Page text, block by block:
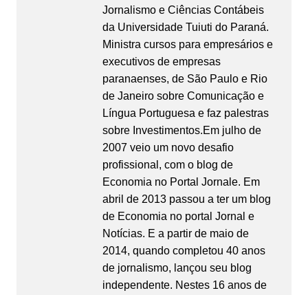
Jornalismo e Ciências Contábeis
da Universidade Tuiuti do Paraná.
Ministra cursos para empresários e
executivos de empresas
paranaenses, de São Paulo e Rio
de Janeiro sobre Comunicação e
Língua Portuguesa e faz palestras
sobre Investimentos.Em julho de
2007 veio um novo desafio
profissional, com o blog de
Economia no Portal Jornale. Em
abril de 2013 passou a ter um blog
de Economia no portal Jornal e
Notícias. E a partir de maio de
2014, quando completou 40 anos
de jornalismo, lançou seu blog
independente. Nestes 16 anos de